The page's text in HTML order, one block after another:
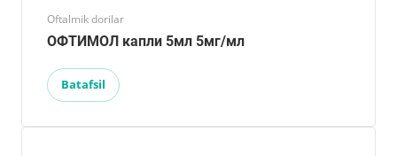
Oftalmik dorilar
ОФТИМОЛ капли 5мл 5мг/мл
Batafsil